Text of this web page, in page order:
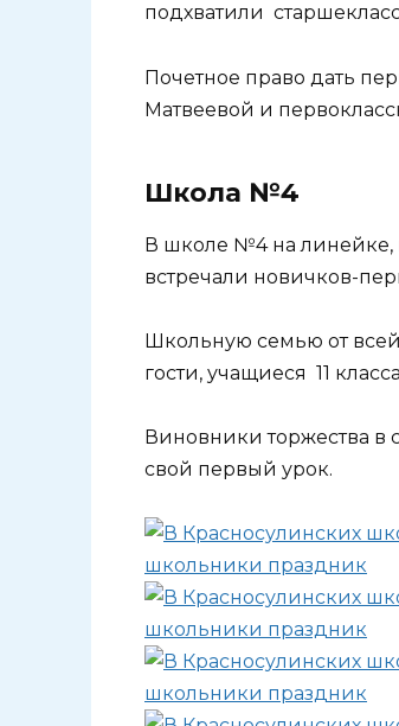
подхватили
Почетное право дать
Матвеевой и
Школа №4
В школе №4 на линейке,
встречали новичков-
Школьную семью от
гости, учащиеся 11
Виновники торжества в
свой первый урок.